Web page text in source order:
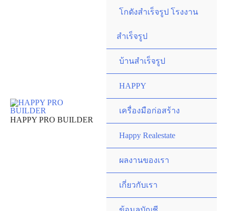
HAPPY PRO BUILDER
โกดังสำเร็จรูป โรงงาน
สำเร็จรูป
บ้านสำเร็จรูป
HAPPY
เครื่องมือก่อสร้าง
Happy Realestate
ผลงานของเรา
เกี่ยวกับเรา